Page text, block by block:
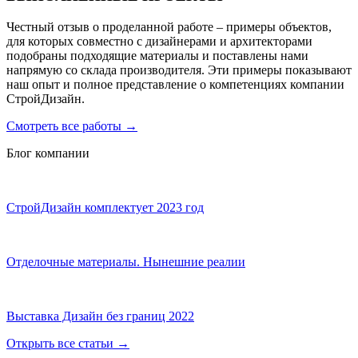
Честный отзыв о проделанной работе – примеры объектов,
для которых совместно с дизайнерами и архитекторами
подобраны подходящие материалы и поставлены нами
напрямую со склада производителя. Эти примеры показывают
наш опыт и полное представление о компетенциях компании
СтройДизайн.
Смотреть все работы →
Блог компании
СтройДизайн комплектует 2023 год
Отделочные материалы. Нынешние реалии
Выставка Дизайн без границ 2022
Открыть все статьи →